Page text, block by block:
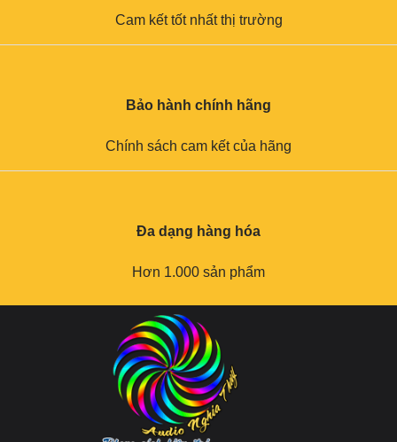
Cam kết tốt nhất thị trường
Bảo hành chính hãng
Chính sách cam kết của hãng
Đa dạng hàng hóa
Hơn 1.000 sản phẩm